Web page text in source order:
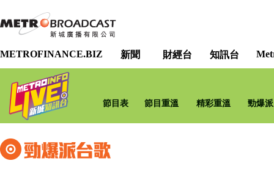
METROFINANCE.BIZ 新聞 財經台 知訊台
節目表 節目重溫 精彩重溫 勁爆